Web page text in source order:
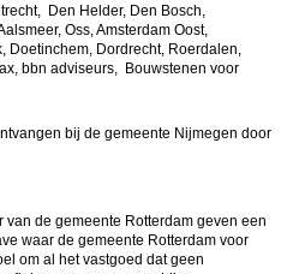
Den Helder, Den Bosch,
Oss, Amsterdam Oost,
Doetinchem, Dordrecht, Roerdalen,
bbn adviseurs, Bouwstenen voor
bij de gemeente Nijmegen door
de gemeente Rotterdam geven een
waar de gemeente Rotterdam voor
om al het vastgoed dat geen